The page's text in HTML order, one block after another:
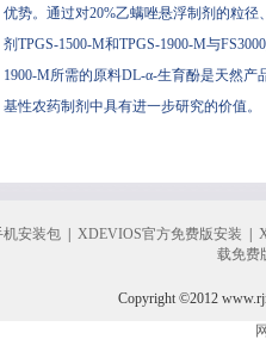
优势。通过对20%乙螨唑悬浮制剂的粒
剂TPGS-1500-M和TPGS-1900-M与
1900-M所需的原料DL-α-生育酚是天然
基性农药制剂中具有进一步研究的价值。
安装包 XDEVIOS官方免费版安装
载免费
Copyright ©2012